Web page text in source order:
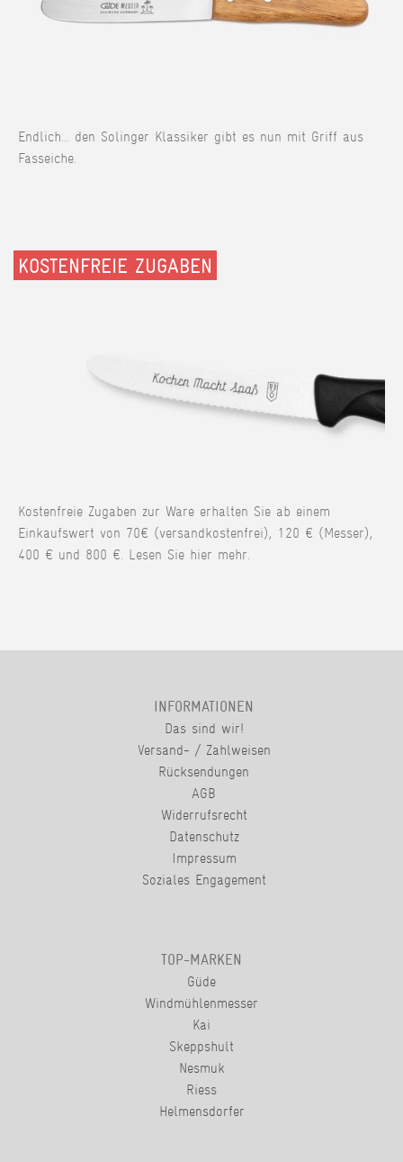
Endlich... den Solinger Klassiker gibt es nun mit Griff aus
Fasseiche.
KOSTENFREIE ZUGABEN
Kostenfreie Zugaben zur Ware erhalten Sie ab einem
Einkaufswert von 70€ (versandkostenfrei), 120 € (Messer),
400 € und 800 €. Lesen Sie hier mehr.
INFORMATIONEN
Das sind wir!
Versand- / Zahlweisen
Rücksendungen
AGB
Widerrufsrecht
Datenschutz
Impressum
Soziales Engagement
TOP-MARKEN
Güde
Windmühlenmesser
Kai
Skeppshult
Nesmuk
Riess
Helmensdorfer